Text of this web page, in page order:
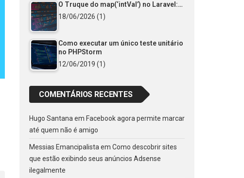
O Truque do map(‘intVal’) no Laravel:…
18/06/2026 (1)
Como executar um único teste unitário
no PHPStorm
12/06/2019 (1)
COMENTÁRIOS RECENTES
Hugo Santana em Facebook agora permite marcar
até quem não é amigo
Messias Emancipalista em Como descobrir sites
que estão exibindo seus anúncios Adsense
ilegalmente